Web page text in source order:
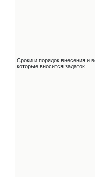
Сроки и порядок внесения и
которые вносится задаток